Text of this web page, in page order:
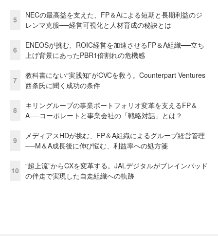
5
NECの最高益を支えた、FP＆Aによる短期と長期利益のジ
レンマ克服──経営可視化と人材育成の秘訣とは
6
ENEOSが挑む、ROIC経営を加速させるFP＆A組織──立ち
上げ背景にあったPBR1倍割れの危機感
7
教科書にない“実践知”がCVCを救う。Counterpart Ventures
西条氏に聞く成功の条件
8
キリングループの事業ポートフォリオ変革を支えるFP＆
A──コーポレートと事業会社の「戦略対話」とは？
9
メディアスHDが挑む、FP＆A組織によるグループ経営管理
──M＆A成長後に伸び悩む、利益率への処方箋
10
“超上流”からCXを変革する。JALデジタルがブレインパッド
の伴走で実現した自走組織への軌跡